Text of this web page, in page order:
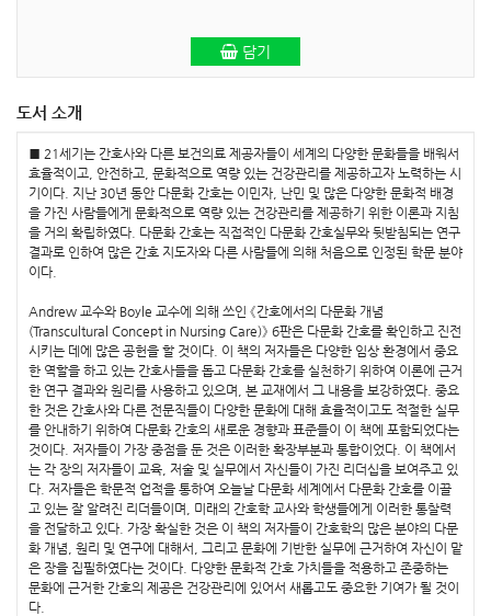
담기
도서 소개
■ 21세기는 간호사와 다른 보건의료 제공자들이 세계의 다양한 문화들을 배워서
효율적이고, 안전하고, 문화적으로 역량 있는 건강관리를 제공하고자 노력하는 시
기이다. 지난 30년 동안 다문화 간호는 이민자, 난민 및 많은 다양한 문화적 배경
을 가진 사람들에게 문화적으로 역량 있는 건강관리를 제공하기 위한 이론과 지침
을 거의 확립하였다. 다문화 간호는 직접적인 다문화 간호실무와 뒷받침되는 연구
결과로 인하여 많은 간호 지도자와 다른 사람들에 의해 처음으로 인정된 학문 분야
이다.
Andrew 교수와 Boyle 교수에 의해 쓰인 《간호에서의 다문화 개념
(Transcultural Concept in Nursing Care)》 6판은 다문화 간호를 확인하고 진전
시키는 데에 많은 공헌을 할 것이다. 이 책의 저자들은 다양한 임상 환경에서 중요
한 역할을 하고 있는 간호사들을 돕고 다문화 간호를 실천하기 위하여 이론에 근거
한 연구 결과와 원리를 사용하고 있으며, 본 교재에서 그 내용을 보강하였다. 중요
한 것은 간호사와 다른 전문직들이 다양한 문화에 대해 효율적이고도 적절한 실무
를 안내하기 위하여 다문화 간호의 새로운 경향과 표준들이 이 책에 포함되었다는
것이다. 저자들이 가장 중점을 둔 것은 이러한 확장부분과 통합이었다. 이 책에서
는 각 장의 저자들이 교육, 저술 및 실무에서 자신들이 가진 리더십을 보여주고 있
다. 저자들은 학문적 업적을 통하여 오늘날 다문화 세계에서 다문화 간호를 이끌
고 있는 잘 알려진 리더들이며, 미래의 간호학 교사와 학생들에게 이러한 통찰력
을 전달하고 있다. 가장 확실한 것은 이 책의 저자들이 간호학의 많은 분야의 다문
화 개념, 원리 및 연구에 대해서, 그리고 문화에 기반한 실무에 근거하여 자신이 맡
은 장을 집필하였다는 것이다. 다양한 문화적 간호 가치들을 적용하고 존중하는
문화에 근거한 간호의 제공은 건강관리에 있어서 새롭고도 중요한 기여가 될 것이
다.